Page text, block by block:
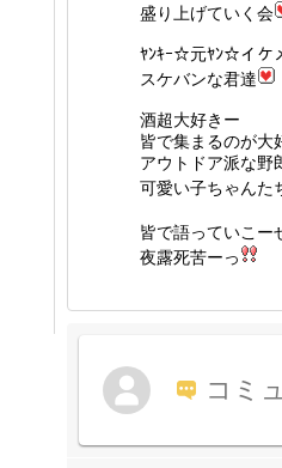
盛り上げていく会
ﾔﾝｷｰ☆元ﾔﾝ☆イケ
スケバンな君達
酒超大好きー
皆で集まるのが大
アウトドア派な野
可愛い子ちゃんた
皆で語っていこー
夜露死苦ーっ
コミ